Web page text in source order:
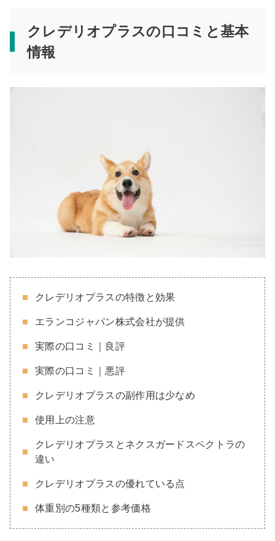
クレデリオプラスの口コミと基本
情報
クレデリオプラスの特徴と効果
エランコジャパン株式会社が提供
実際の口コミ｜良評
実際の口コミ｜悪評
クレデリオプラスの副作用は少なめ
使用上の注意
クレデリオプラスとネクスガードスペクトラの
違い
クレデリオプラスの優れている点
体重別の5種類と参考価格